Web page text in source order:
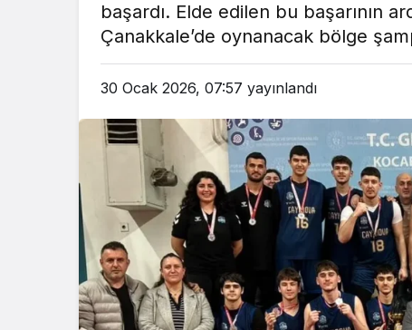
başardı. Elde edilen bu başarının
Çanakkale’de oynanacak bölge
30 Ocak 2026, 07:57 yayınlandı
3 ay önce
Bakanı, Kahraman Polisleri
Ziyaret Etti
3 ay
Yunanistan’da